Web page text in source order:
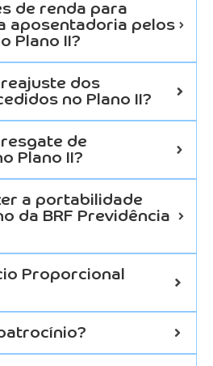
de renda para
aposentadoria pelos
Plano II?
dos
no Plano II?
de
Plano II?
a portabilidade
da BRF Previdência
Proporcional